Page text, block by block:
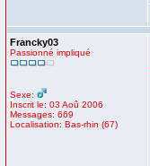
Francky03
Passionné impliqué
Sexe:
Inscrit le: 03 Aoû 2006
Messages: 669
Localisation: Bas-rhin (67)